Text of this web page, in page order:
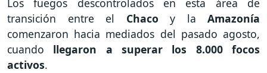
Los fuegos descontrolados en esta área de
transición entre el Chaco y la Amazonía
comenzaron hacia mediados del pasado agosto,
cuando llegaron a superar los 8.000 focos
activos.